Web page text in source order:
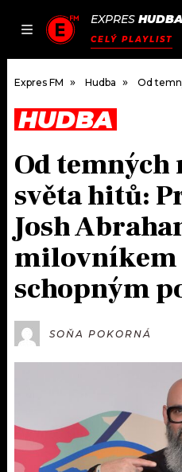
EXPRES
CELÝ PLAYLIST
DOMŮ
ČLÁNKY
HUDBA
ROZHOVORY
#NEBUDUDOMA
KALENDÁŘ
VIP
PODCASTY
JAK NALADIT
RÁDIO
APLIKACE
JAK NALADIT
SOUTĚŽE
Expres FM Hudba Od temných riffů do světa hitů:
HUDBA
Od
světa hitů:
Josh
milovníkem
schopným
SOŇA POKORNÁ